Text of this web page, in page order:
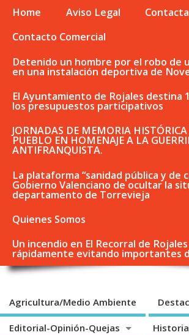
Home Aviso Legal
Contacta
Contacto Comercial
Detenido un hombre por el robo de
en una instalación deportiva de
El Ayuntamiento de Rojales destina
los presupuestos participativos
JORNADAS DE MEMORIA
PUEBLO EN HOMENAJE A LA
ANTIFRANQUISTA.
La plataforma “sanidad pública y de
Gobierno Valenciano de ocultar la
departamento de Torrevieja
Quienes Somos
Un incendio en El Recorral de
rápidamente evitando importantes
Agricultura/Medio Ambiente
Editorial-Opinión-Quejas